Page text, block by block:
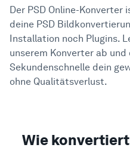
Der PSD Online-Konverter
deine PSD
Installation noch Plugins.
unserem Konverter ab
Sekundenschnelle dein
ohne Qualitätsverlust.
Wie konvertiert